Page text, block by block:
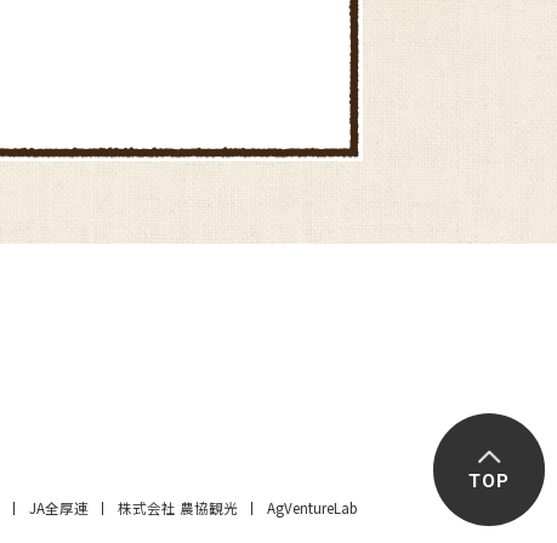
JA全厚連 株式会社 農協観光 AgVentureLab
TOP